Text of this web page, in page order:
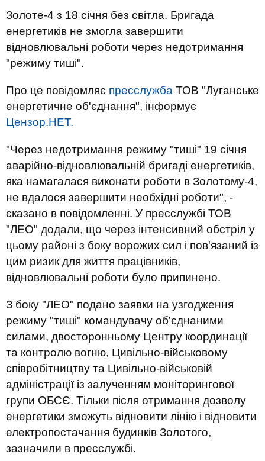
Золоте-4 з 18 січня без світла. Бригада
енергетиків не змогла завершити
відновлювальні роботи через недотримання
"режиму тиші".
Про це повідомляє пресслужба ТОВ "Луганське
енергетичне об'єднання", інформує
Цензор.НЕТ.
"Через недотримання режиму "тиші" 19 січня
аварійно-відновлювальній бригаді енергетиків,
яка намагалася виконати роботи в Золотому-4,
не вдалося завершити необхідні роботи", -
сказано в повідомленні. У пресслужбі ТОВ
"ЛЕО" додали, що через інтенсивний обстріл у
цьому районі з боку ворожих сил і пов'язаний із
цим ризик для життя працівників,
відновлювальні роботи було припинено.
З боку "ЛЕО" подано заявки на узгодження
режиму "тиші" командувачу об'єднаними
силами, двосторонньому Центру координації
та контролю вогню, Цивільно-військовому
співробітництву та Цивільно-військовій
адміністрації із залученням моніторингової
групи ОБСЄ. Тільки після отримання дозволу
енергетики зможуть відновити лінію і відновити
електропостачання будинків Золотого,
зазначили в пресслужбі.